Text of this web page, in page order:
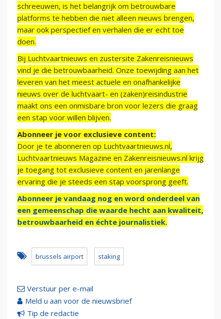
schreeuwen, is het belangrijk om betrouwbare
platforms te hebben die niet alleen nieuws brengen,
maar ook perspectief en verhalen die er echt toe
doen.
Bij Luchtvaartnieuws en zustersite Zakenreisnieuws
vind je die betrouwbaarheid. Onze toewijding aan het
leveren van het meest actuele en onafhankelijke
nieuws over de luchtvaart- en (zaken)reisindustrie
maakt ons een onmisbare bron voor lezers die graag
een stap voor willen blijven.
Abonneer je voor exclusieve content:
Door je te abonneren op Luchtvaartnieuws.nl,
Luchtvaartnieuws Magazine en Zakenreisnieuws.nl krijg
je toegang tot exclusieve content en jarenlange
ervaring die je steeds een stap voorsprong geeft.
Abonneer je vandaag nog en word onderdeel van
een gemeenschap die waarde hecht aan kwaliteit,
betrouwbaarheid en échte journalistiek.
brussels airport staking
Verstuur per e-mail
Meld u aan voor de nieuwsbrief
Tip de redactie